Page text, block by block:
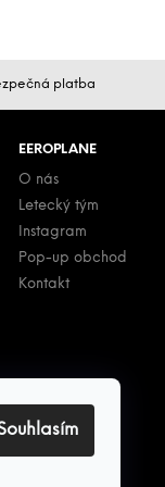
platba
EEROPLANE
O nás
Letecký tým
Instagram
Pop-up obchod
Kontakt